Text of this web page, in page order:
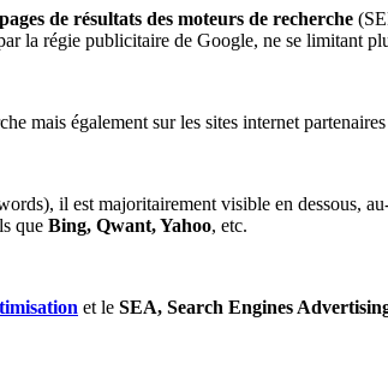
de résultats des moteurs de recherche
la régie publicitaire de Google, ne se limitant
mais également sur les sites internet
il est majoritairement visible en dessous,
que Bing, Qwant, Yahoo, etc.
et le SEA, Search Engines